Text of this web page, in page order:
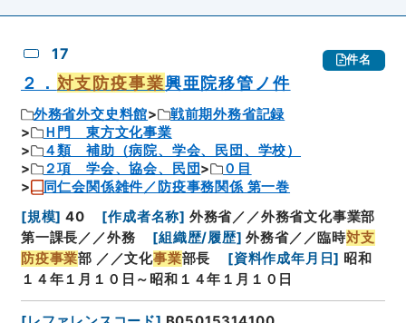
17 件名
２． 対支防疫事業興亜院移管ノ件
外務省外交史料館
戦前期外務省記録
Ｈ門 東方文化事業
４類 補助（病院、学会、民団、学校）
２項 学会、協会、民団
０目
同仁会関係雑件／防疫事務関係 第一巻
[規模] 40 [作成者名称] 外務省／／外務省文化事業部
第一課長／／外務
[組織歴/履歴] 外務省／／臨時対支
防疫事業部 ／／文化事業部長 [資料作成年月日] 昭和
１４年１月１０日～昭和１４年１月１０日